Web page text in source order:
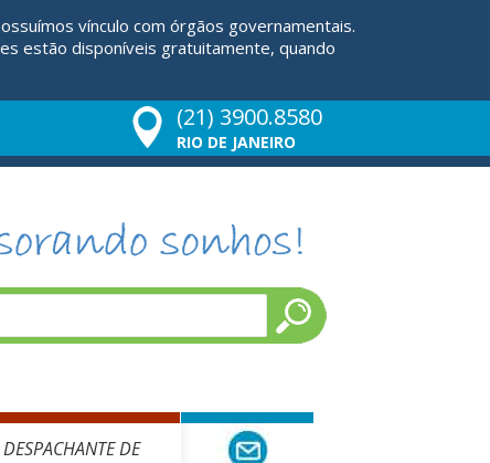
vínculo com órgãos governamentais.
estão disponíveis gratuitamente, quando
(21) 3900.8580
RIO DE JANEIRO
DESPACHANTE DE